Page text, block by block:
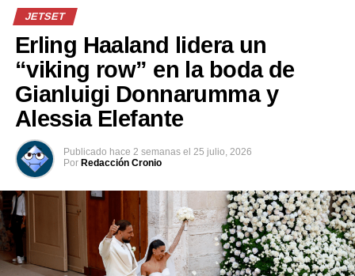
Comparte esto:
Facebook X
Me gusta esto:
JETSET
Erling Haaland lidera un
“viking row” en la boda de
Gianluigi Donnarumma y
Alessia Elefante
Publicado hace 2 semanas el 25 julio, 2026
Por Redacción Cronio